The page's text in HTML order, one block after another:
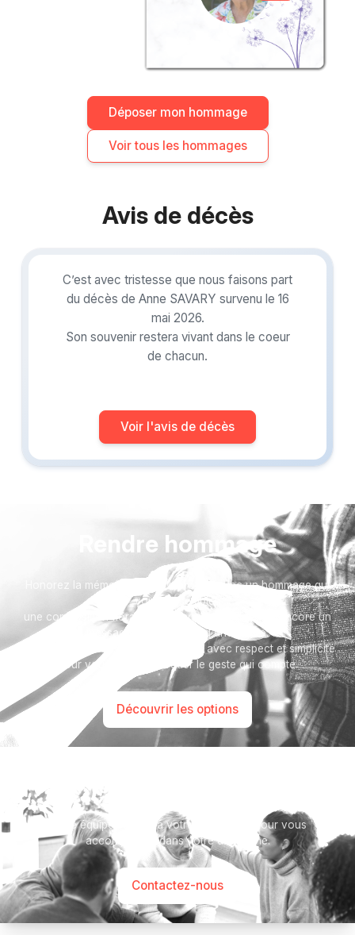
Déposer mon hommage
Voir tous les hommages
Avis de décès
C’est avec tristesse que nous faisons part
du décès de Anne SAVARY survenu le 16
mai 2026.
Son souvenir restera vivant dans le coeur
de chacun.
Voir l'avis de décès
Rendre hommage
Honorez la mémoire de votre proche avec un hommage qui
vous ressemble :
une composition florale, une plaque, un arbre, ou encore un
message accompagné d'une photo.
Toutes nos options sont présentées avec respect et simplicité
pour vous aider à marquer le geste qui compte.
Découvrir les options
Notre équipe se tient à votre disposition pour vous
accompagner dans votre démarche.
Contactez-nous